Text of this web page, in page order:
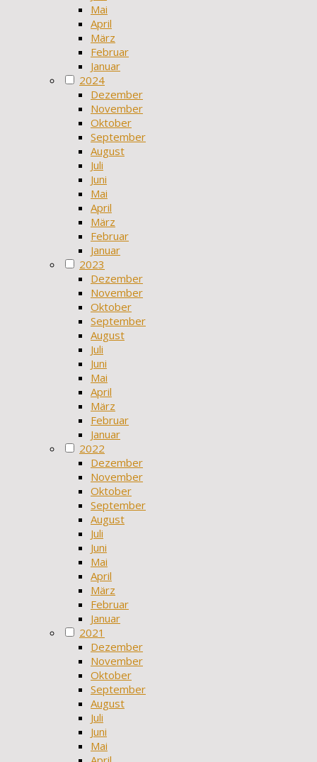
Mai
April
März
Februar
Januar
2024
Dezember
November
Oktober
September
August
Juli
Juni
Mai
April
März
Februar
Januar
2023
Dezember
November
Oktober
September
August
Juli
Juni
Mai
April
März
Februar
Januar
2022
Dezember
November
Oktober
September
August
Juli
Juni
Mai
April
März
Februar
Januar
2021
Dezember
November
Oktober
September
August
Juli
Juni
Mai